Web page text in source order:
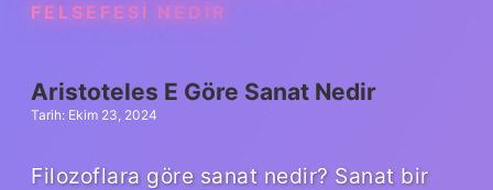
FELSEFESI NEDIR
Aristoteles E Göre Sanat Nedir
Tarih: Ekim 23, 2024
Filozoflara göre sanat nedir? Sanat bir